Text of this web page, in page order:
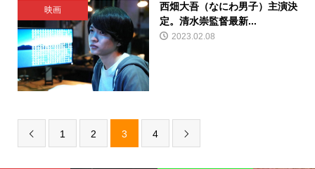
映画
西畑大吾（なにわ男子）主演決
定。清水崇監督最新...
2023.02.08
 1 2 3 4 